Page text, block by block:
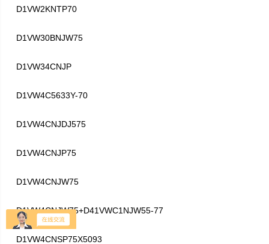
D1VW2KNTP70
D1VW30BNJW75
D1VW34CNJP
D1VW4C5633Y-70
D1VW4CNJDJ575
D1VW4CNJP75
D1VW4CNJW75
D1VW4CNJW75+D41VWC1NJW55-77
D1VW4CNSP75X5093